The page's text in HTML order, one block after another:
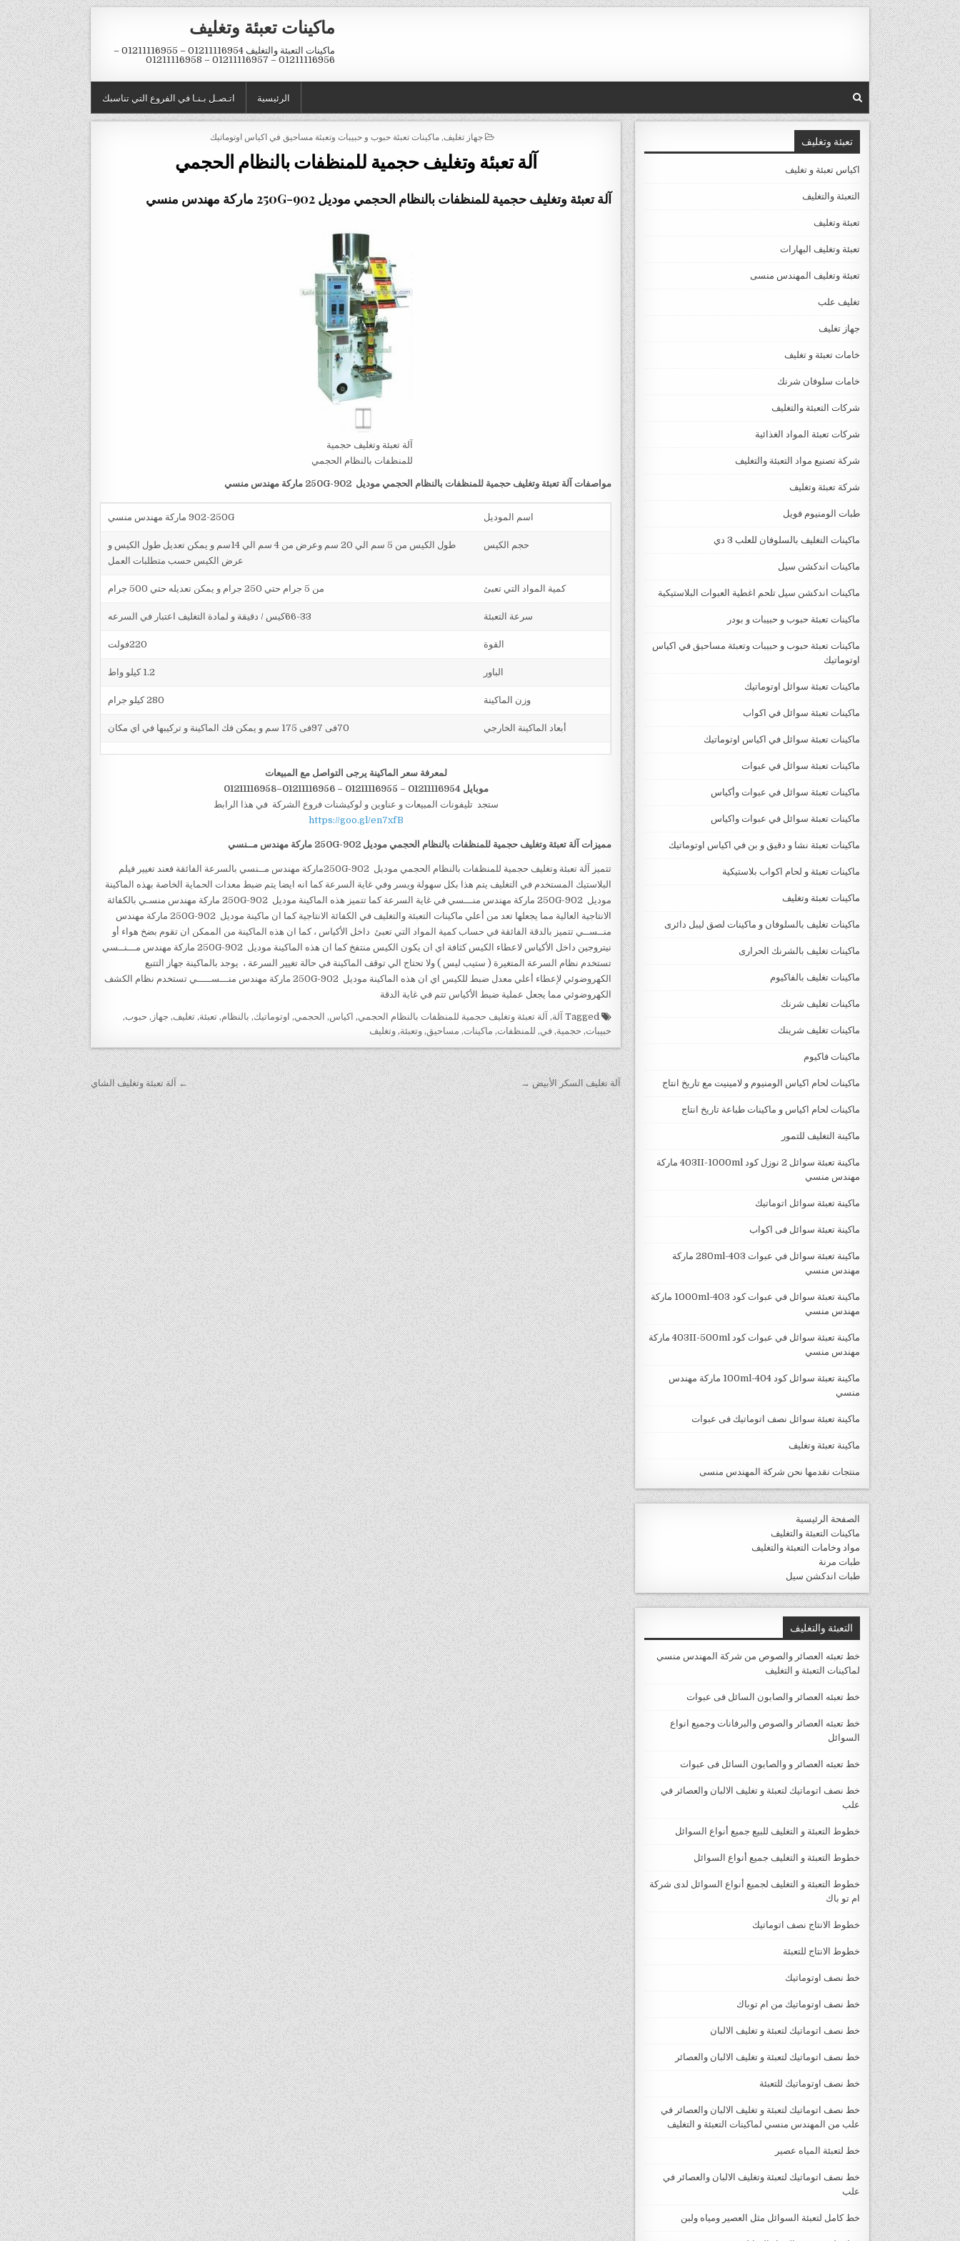
Skip
to
content
ماكينات تعبئة وتغليف
ماكينات التعبئة والتغليف 01211116954 – 01211116955 –
01211116956 – 01211116957 – 01211116958
اتـصـل بـنـا في الفروع التي تناسبك الرئيسية
POSTED
جهاز تغليف, ماكينات تعبئة حبوب و حبيبات وتعبئة مساحيق في اكياس اوتوماتيك
آلة تعبئة وتغليف حجمية للمنظفات بالنظام الحجمي
آلة تعبئة وتغليف حجمية للمنظفات بالنظام الحجمي موديل 902-250G ماركة مهندس منسي
آلة تعبئة وتغليف حجمية
للمنظفات بالنظام الحجمي
مواصفات آلة تعبئة وتغليف حجمية للمنظفات بالنظام الحجمي موديل 902-250G ماركة مهندس منسي
اسم الموديل 902-250G ماركة مهندس منسي
حجم الكيس
طول الكيس من 5 سم الي 20 سم وعرض من 4 سم الي 14سم و يمكن تعديل طول الكيس و
عرض الكيس حسب متطلبات العمل
كمية المواد التي تعبئ من 5 جرام حتي 250 جرام و يمكن تعديله حتي 500 جرام
سرعة التعبئة
القوة
الباور 1.2 كيلو واط
وزن الماكينة
أبعاد الماكينة الخارجي
لمعرفة سعر الماكينة يرجى التواصل مع المبيعات
موبايل 01211116954 – 01211116955 – 01211116956–01211116958
ستجد تليفونات المبيعات و عناوين و لوكيشنات فروع الشركة في هذا الرابط
https://goo.gl/en7xfB
مميزات آلة تعبئة وتغليف حجمية للمنظفات بالنظام الحجمي موديل 902-250G ماركة مهندس مــنسي
تتميز آلة تعبئة وتغليف حجمية للمنظفات بالنظام الحجمي موديل 902-250Gماركة مهندس مــنسي بالسرعة الفائقة فعند تغيير فيلم
البلاستيك المستخدم في التغليف يتم هذا بكل سهولة ويسر وفي غاية السرعة كما انه ايضا يتم ضبط معدات الحماية الخاصة بهذه الماكينة
موديل 902-250G ماركة مهندس منـــسي في غاية السرعة كما تتميز هذه الماكينة موديل 902-250G ماركة مهندس منسـي بالكفائة
الانتاجية العالية مما يجعلها تعد من أعلي ماكينات التعبئة والتغليف في الكفائة الانتاجية كما ان ماكينة موديل 902-250G ماركة مهندس
منــســي تتميز بالدقة الفائقة في حساب كمية المواد التي تعبئ داخل الأكياس ، كما ان هذه الماكينة من الممكن ان تقوم بضخ هواء أو
نيتروجين داخل الأكياس لاعطاء الكيس كثافة اي ان يكون الكيس منتفخ كما ان هذه الماكينة موديل 902-250G ماركة مهندس مـــنــسي
تستخدم نظام السرعة المتغيرة ( ستيب ليس ) ولا تحتاج الي توقف الماكينة في حالة تغيير السرعة ، يوجد بالماكينة جهاز التتبع
الكهروضوئي لإعطاء أعلي معدل ضبط للكيس اي ان هذه الماكينة موديل 902-250G ماركة مهندس منـــســـــي تستخدم نظام الكشف
الكهروضوئي مما يجعل عملية ضبط الأكياس تتم في غاية الدقة
Tagged آلة, آلة تعبئة وتغليف حجمية للمنظفات بالنظام الحجمي, اكياس, الحجمي, اوتوماتيك, بالنظام, تعبئة, تغليف, جهاز , حبوب,
حبيبات, حجمية, في, للمنظفات, ماكينات, مساحيق, وتعبئة, وتغليف
تصفّح
المقالات
← آلة تعبئة وتغليف الشاي آلة تغليف السكر الأبيض →
تعبئة وتغليف
اكياس تعبئة و تغليف
التعبئة والتغليف
تعبئة وتغليف
تعبئة وتغليف البهارات
تعبئة وتغليف المهندس منسى
تغليف علب
جهاز تغليف
خامات تعبئة و تغليف
خامات سلوفان شرنك
شركات التعبئة والتغليف
شركات تعبئة المواد الغذائية
شركة تصنيع مواد التعبئة والتغليف
شركة تعبئة وتغليف
طبات الومنيوم فويل
ماكينات التغليف بالسلوفان للعلب 3 دي
ماكينات اندكشن سيل
ماكينات اندكشن سيل تلحم اغطية العبوات البلاستيكية
ماكينات تعبئة حبوب و حبيبات و بودر
ماكينات تعبئة حبوب و حبيبات وتعبئة مساحيق في اكياس
اوتوماتيك
ماكينات تعبئة سوائل اوتوماتيك
ماكينات تعبئة سوائل في اكواب
ماكينات تعبئة سوائل في اكياس اوتوماتيك
ماكينات تعبئة سوائل في عبوات
ماكينات تعبئة سوائل في عبوات وأكياس
ماكينات تعبئة سوائل في عبوات واكياس
ماكينات تعبئة نشا و دقيق و بن في اكياس اوتوماتيك
ماكينات تعبئة و لحام اكواب بلاستيكية
ماكينات تعبئة وتغليف
ماكينات تغليف بالسلوفان و ماكينات لصق ليبل دائرى
ماكينات تغليف بالشرنك الحرارى
ماكينات تغليف بالفاكيوم
ماكينات تغليف شرنك
ماكينات تغليف شرينك
ماكينات فاكيوم
ماكينات لحام اكياس الومنيوم و لامينيت مع تاريخ انتاج
ماكينات لحام اكياس و ماكينات طباعة تاريخ انتاج
ماكينة التغليف للتمور
ماكينة تعبئة سوائل 2 نوزل كود 403II-1000ml ماركة
مهندس منسي
ماكينة تعبئة سوائل اتوماتيك
ماكينة تعبئة سوائل فى اكواب
ماكينة تعبئة سوائل في عبوات 403-280ml ماركة
مهندس منسي
ماكينة تعبئة سوائل في عبوات كود 403-1000ml ماركة
مهندس منسي
ماكينة تعبئة سوائل في عبوات كود 403II-500ml ماركة
مهندس منسي
ماكينة تعبئة سوائل كود 404-100ml ماركة مهندس
منسي
ماكينة تعبئة سوائل نصف اتوماتيك فى عبوات
ماكينة تعبئة وتغليف
منتجات نقدمها نحن شركة المهندس منسى
الصفحة الرئيسية
ماكينات التعبئة والتغليف
مواد وخامات التعبئة والتغليف
طبات مرنة
طبات اندكشن سيل
التعبئة والتغليف
خط تعبئه العصائر والصوص من شركة المهندس منسي
لماكينات التعبئة و التغليف
خط تعبئه العصائر والصابون السائل فى عبوات
خط تعبئه العصائر والصوص والبرفانات وجميع انواع
السوائل
خط تعبئه العصائر و والصابون السائل فى عبوات
خط نصف اتوماتيك لتعبئة و تغليف الالبان والعصائر في
علب
خطوط التعبئة و التغليف للبيع جميع أنواع السوائل
خطوط التعبئة و التغليف جميع أنواع السوائل
خطوط التعبئة و التغليف لجميع أنواع السوائل لدى شركة
ام تو باك
خطوط الانتاج نصف اتوماتيك
خطوط الانتاج للتعبئة
خط نصف اوتوماتيك
خط نصف اوتوماتيك من ام توباك
خط نصف اتوماتيك لتعبئة و تغليف الالبان
خط نصف اتوماتيك لتعبئة و تغليف الالبان والعصائر
خط نصف اوتوماتيك للتعبئة
خط نصف اتوماتيك لتعبئة و تغليف الالبان والعصائر في
علب من المهندس منسي لماكينات التعبئة و التغليف
خط لتعبئة المياه عصير
خط نصف اتوماتيك لتعبئة وتغليف الالبان والعصائر في
علب
خط كامل لتعبئة السوائل مثل العصير ومياه ولبن